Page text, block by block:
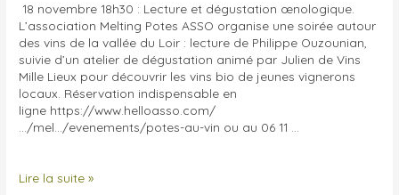
18 novembre 18h30 : Lecture et dégustation œnologique.
L’association Melting Potes ASSO organise une soirée autour
des vins de la vallée du Loir : lecture de Philippe Ouzounian,
suivie d’un atelier de dégustation animé par Julien de Vins
Mille Lieux pour découvrir les vins bio de jeunes vignerons
locaux. Réservation indispensable en
ligne https://www.helloasso.com/
…/mel…/evenements/potes-au-vin ou au 06 11 …
Agenda
Lire la suite »